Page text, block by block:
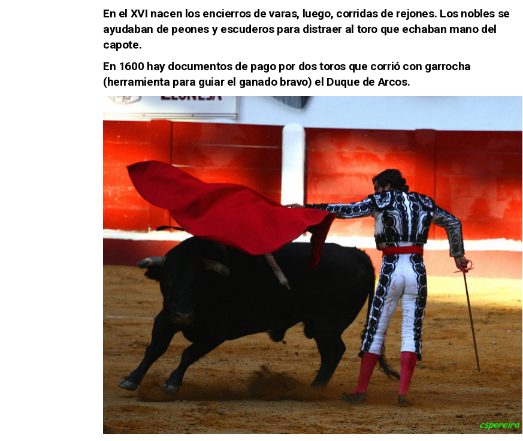
En el XVI nacen los encierros de varas, luego, corridas de rejones. Los nobles se
ayudaban de peones y escuderos para distraer al toro que echaban mano del
capote.
En 1600 hay documentos de pago por dos toros que corrió con garrocha
(herramienta para guiar el ganado bravo) el Duque de Arcos.